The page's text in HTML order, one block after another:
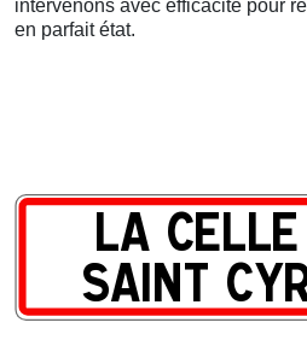
intervenons avec efficacité pour
en parfait état.